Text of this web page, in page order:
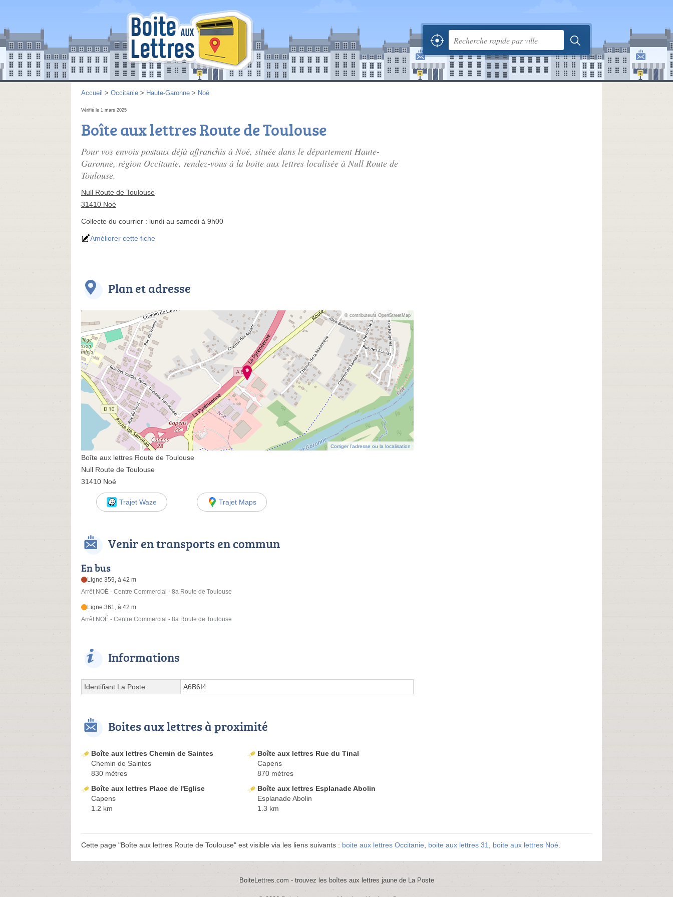
Accueil > Occitanie > Haute-Garonne > Noé
Vérifié le 1 mars 2025
Boîte aux lettres Route de Toulouse
Pour vos envois postaux déjà affranchis à Noé, située dans le département Haute-
Garonne, région Occitanie, rendez-vous à la boite aux lettres localisée à Null Route de
Toulouse.
Null Route de Toulouse
31410 Noé
Collecte du courrier : lundi au samedi à 9h00
Améliorer cette fiche
Plan et adresse
© contributeurs OpenStreetMap
Corriger l’adresse ou la localisation
Boîte aux lettres Route de Toulouse
Null Route de Toulouse
31410 Noé
Trajet Waze Trajet Maps
Venir en transports en commun
En bus
Ligne 359, à 42 m
Arrêt NOÉ - Centre Commercial - 8a Route de Toulouse
Ligne 361, à 42 m
Arrêt NOÉ - Centre Commercial - 8a Route de Toulouse
Informations
Identifiant La Poste A6B6I4
Boites aux lettres à proximité
Boîte aux lettres Chemin de Saintes
Chemin de Saintes
830 mètres
Boîte aux lettres Rue du Tinal
Capens
870 mètres
Boîte aux lettres Place de l'Eglise
Capens
1.2 km
Boîte aux lettres Esplanade Abolin
Esplanade Abolin
1.3 km
Cette page "Boîte aux lettres Route de Toulouse" est visible via les liens suivants : boite aux lettres Occitanie, boite aux lettres 31, boite aux lettres Noé.
BoiteLettres.com - trouvez les boîtes aux lettres jaune de La Poste